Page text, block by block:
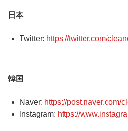
取
の
配
日本
Twitter: https://twitter.com/
韓国
Naver: https://post.naver.com/
Instagram: https://